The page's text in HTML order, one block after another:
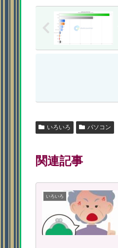
いろいろ パソコン
関連記事
いろいろ